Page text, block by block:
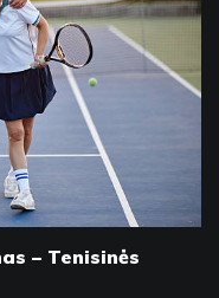
– Tenisinės